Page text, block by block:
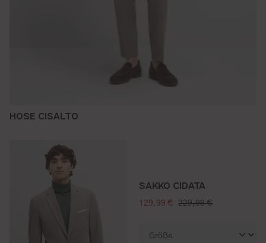
HOSE CISALTO
SAKKO CIDATA
verkaufspreis:
129,99 € regulärer preis:
229,99 €